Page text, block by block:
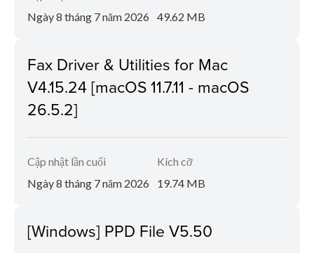
Ngày 8 tháng 7 năm 2026
49.62 MB
Fax Driver & Utilities for Mac
V4.15.24 [macOS 11.7.11 - macOS
26.5.2]
Cập nhật lần cuối
Ngày 8 tháng 7 năm 2026
Kích cỡ
19.74 MB
[Windows] PPD File V5.50